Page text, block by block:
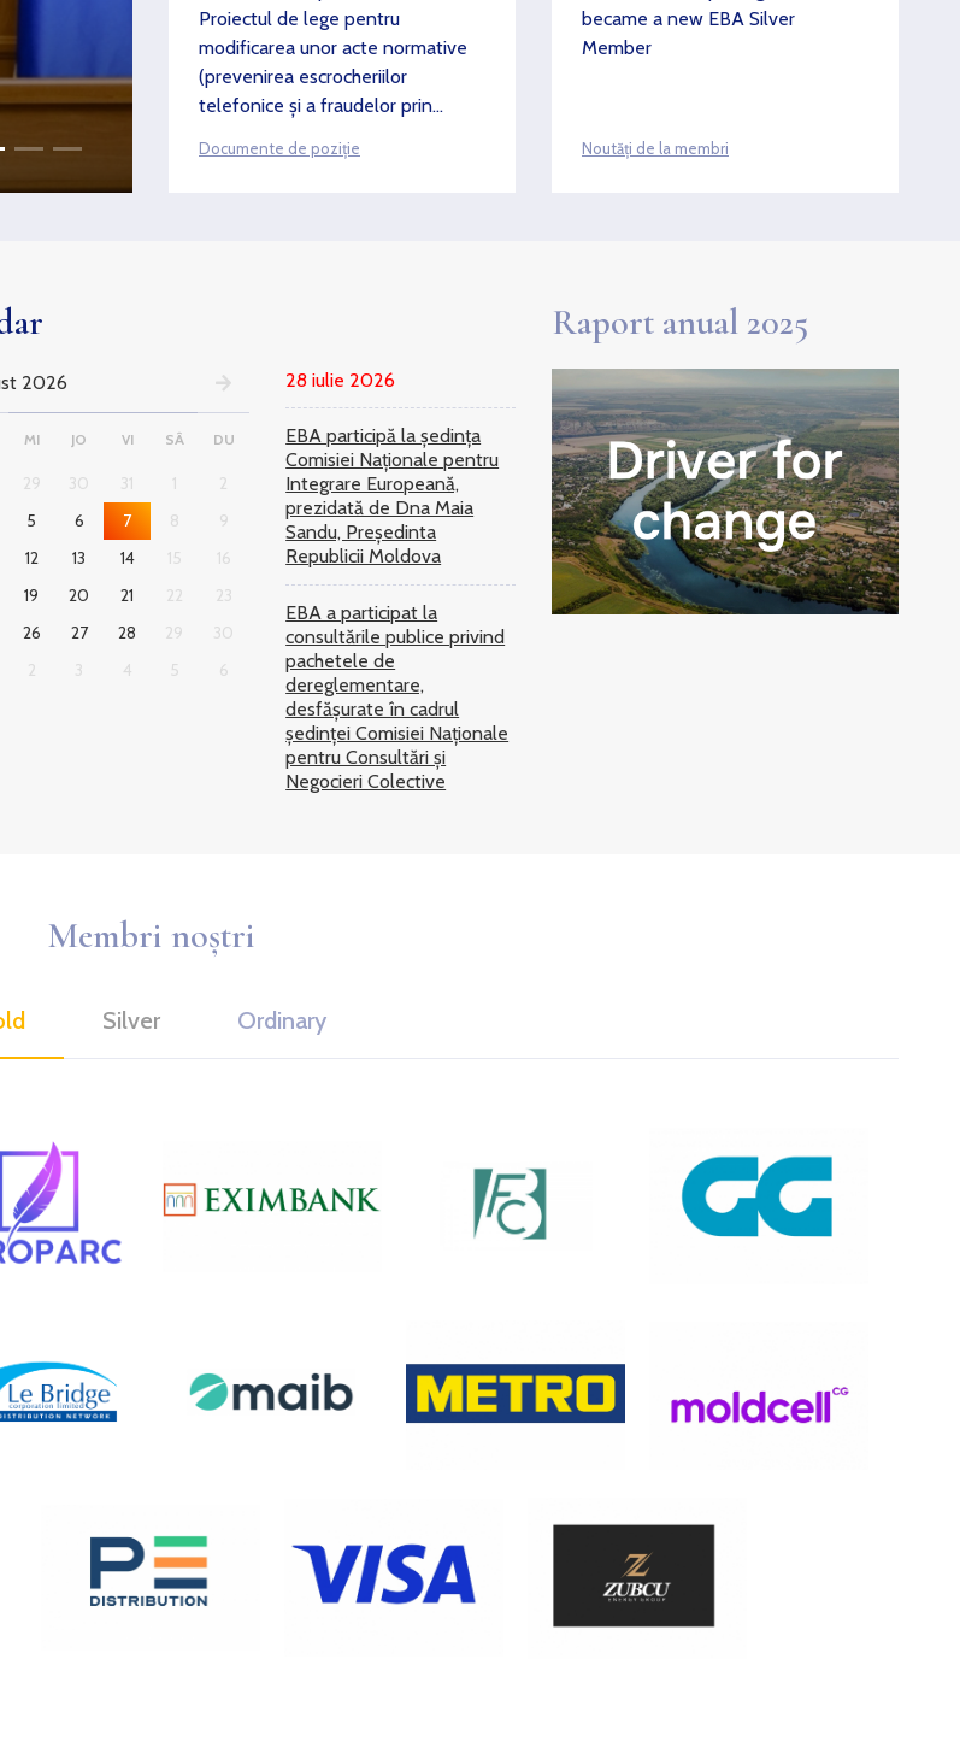
dereglementare, desfășurate în
cadrul ședinței Comisiei Naționale
pentru Consultări și Negocieri
Colective
Proiectul de lege pentru
modificarea unor acte normative
(prevenirea escrocheriilor
telefonice și a fraudelor prin
Documente de poziție
became a new EBA Silver
Member
Noutăți de la membri
2026
MI JO VI SÂ DU
29 30 31 1
2
5 6 7 8
9
12 13 14 15
16
19 20 21 22
23
26 27 28 29
30
2 3 4 5 6
28 iulie 2026
EBA participă la ședința
Comisiei Naționale pentru
Integrare Europeană,
prezidată de Dna Maia
Sandu, Președinta
Republicii Moldova
EBA a participat la
consultările publice privind
pachetele de
dereglementare,
desfășurate în cadrul
ședinței Comisiei Naționale
pentru Consultări și
Negocieri Colective
Raport anual 2025
Membri noștri
Silver Ordinary